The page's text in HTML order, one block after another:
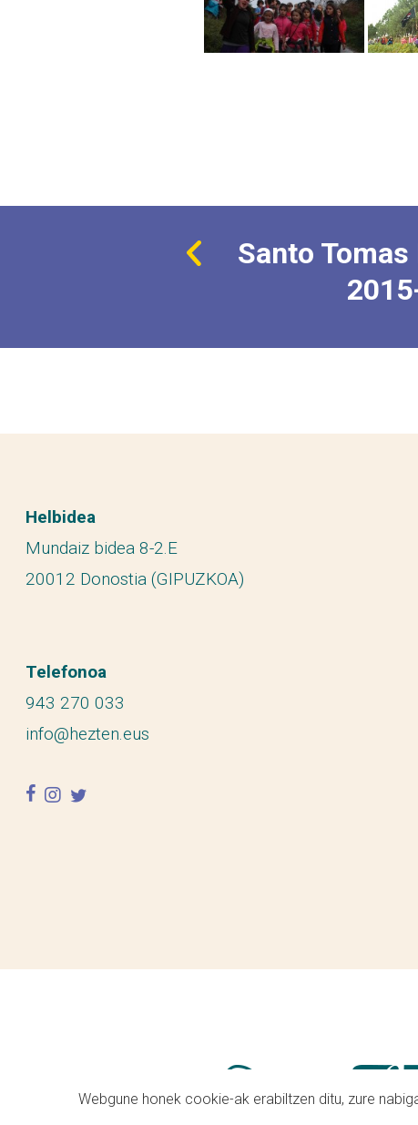
Santo Tomas
Helbidea
Mundaiz bidea 8-2.E
20012 Donostia (GIPUZKOA)
Telefonoa
943 270 033
info@hezten.eus
facebook
instagram
twitter
Webgune honek cookie-ak erabiltzen ditu, zure